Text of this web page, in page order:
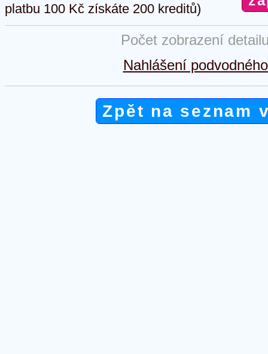
platbu 100 Kč získáte 200 kreditů)
Počet zobrazení
Nahlášení
Zpět na seznam